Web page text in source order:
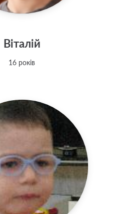
Віталій
16 років